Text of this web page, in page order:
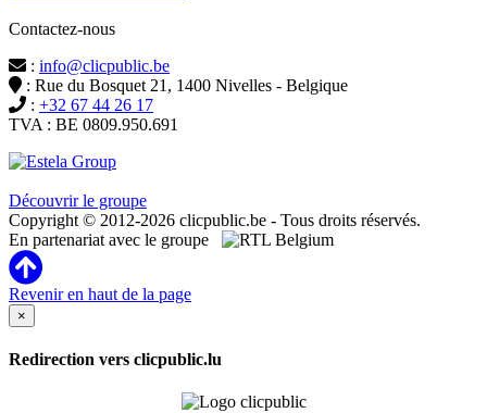
Contactez-nous
: info@clicpublic.be
: Rue du Bosquet 21, 1400 Nivelles - Belgique
: +32 67 44 26 17
TVA : BE 0809.950.691
Découvrir le groupe
Copyright © 2012-2026 clicpublic.be - Tous droits réservés.
En partenariat avec le groupe
Revenir en haut de la page
×
Redirection vers clicpublic.lu